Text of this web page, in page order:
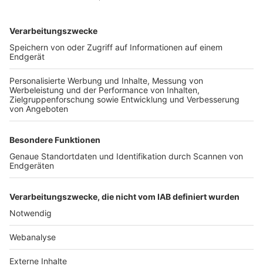
TOP-VEREINE
TOP-PARTNER
Nutzungsbedingungen Datenschutz Impressum